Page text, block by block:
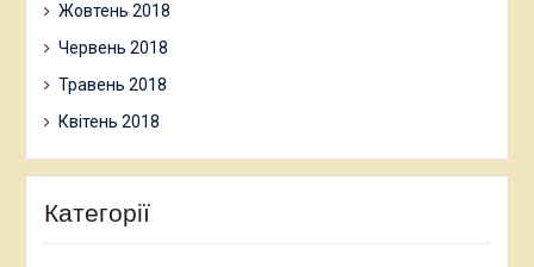
Жовтень 2018
Червень 2018
Травень 2018
Квітень 2018
Категорії